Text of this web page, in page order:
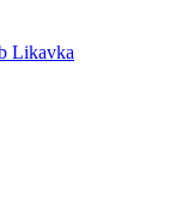
Likavka